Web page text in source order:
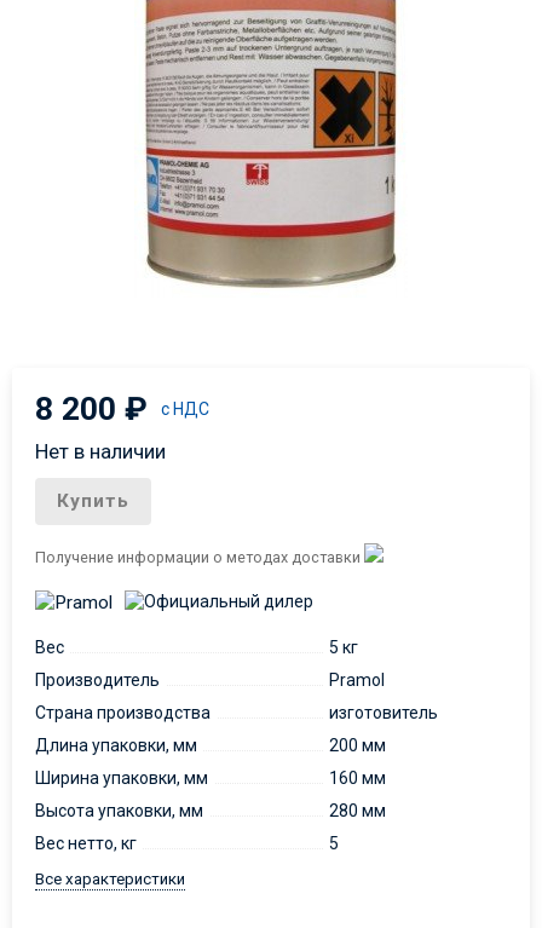
8 200₽ с НДС
Нет в наличии
Купить
Получение информации о методах доставки
Вес
5 кг
Производитель
Pramol
Страна производства
изготовитель
Длина упаковки, мм
200 мм
Ширина упаковки, мм
160 мм
Высота упаковки, мм
280 мм
Вес нетто, кг
5
Все характеристики